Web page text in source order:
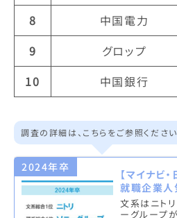
8
中国電力
9
グロップ
10
中国銀行
調査の詳細は、こちらをご参照ください
2024年卒
【マイナビ
就職企業人
文系はニト
ーグループ